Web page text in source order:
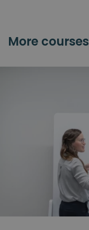
More courses